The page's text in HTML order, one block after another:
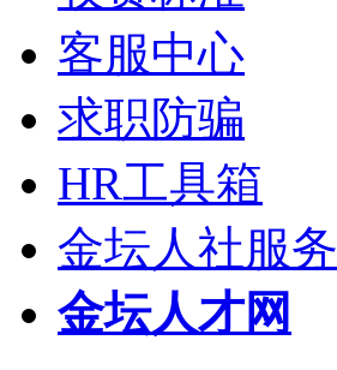
客服中心
求职防骗
HR工具箱
金坛人社服务
金坛人才网